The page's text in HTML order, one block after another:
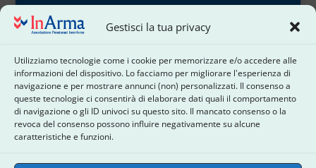
Gestisci la tua privacy
Utilizziamo tecnologie come i cookie per memorizzare e/o accedere alle
informazioni del dispositivo. Lo facciamo per migliorare l'esperienza di
navigazione e per mostrare annunci (non) personalizzati. Il consenso a
queste tecnologie ci consentirà di elaborare dati quali il comportamento
di navigazione o gli ID univoci su questo sito. Il mancato consenso o la
revoca del consenso possono influire negativamente su alcune
caratteristiche e funzioni.
Organigramma
il direttivo
Cookie Policy
Dichiarazione sulla Privacy
Termini e condizioni
Disconoscimento